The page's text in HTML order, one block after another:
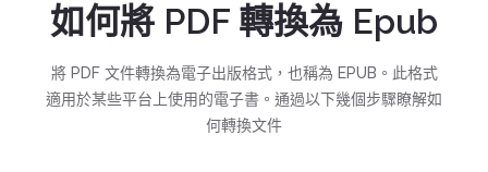
如何將 PDF 轉換為 Epub
將 PDF 文件轉換為電子出版格式，也稱為 EPUB。此格式
適用於某些平台上使用的電子書。通過以下幾個步驟瞭解如
何轉換文件